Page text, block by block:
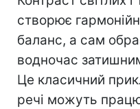
створює
баланс, а сам
водночас
Це класичний
речі можуть